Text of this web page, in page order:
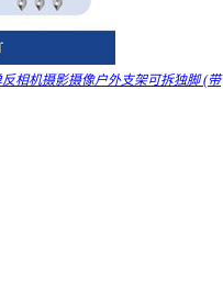
相机摄影摄像户外支架可拆独脚 (带